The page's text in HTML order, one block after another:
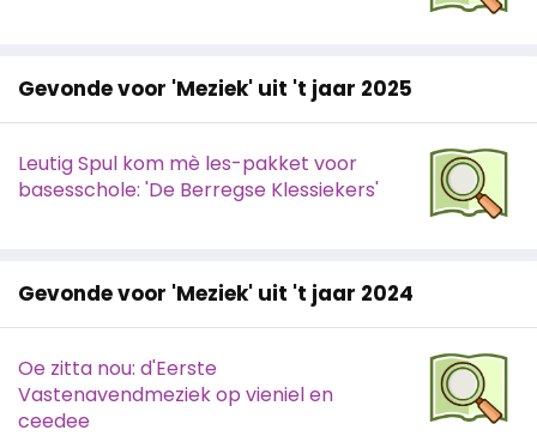
Gevonde voor 'Meziek' uit 't jaar 2025
Leutig Spul kom mè les-pakket voor
basesschole: 'De Berregse Klessiekers'
Gevonde voor 'Meziek' uit 't jaar 2024
Oe zitta nou: d'Eerste
Vastenavendmeziek op vieniel en
ceedee